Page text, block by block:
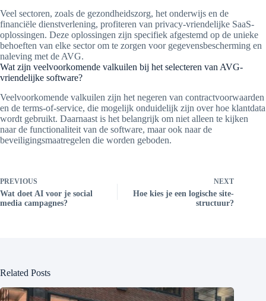
Veel sectoren, zoals de gezondheidszorg, het onderwijs en de
financiële dienstverlening, profiteren van privacy-vriendelijke SaaS-
oplossingen. Deze oplossingen zijn specifiek afgestemd op de unieke
behoeften van elke sector om te zorgen voor gegevensbescherming en
naleving met de AVG.
Wat zijn veelvoorkomende valkuilen bij het selecteren van AVG-
vriendelijke software?
Veelvoorkomende valkuilen zijn het negeren van contractvoorwaarden
en de terms-of-service, die mogelijk onduidelijk zijn over hoe klantdata
wordt gebruikt. Daarnaast is het belangrijk om niet alleen te kijken
naar de functionaliteit van de software, maar ook naar de
beveiligingsmaatregelen die worden geboden.
PREVIOUS
Wat doet AI voor je social
media campagnes?
NEXT
Hoe kies je een logische site-
structuur?
Related Posts